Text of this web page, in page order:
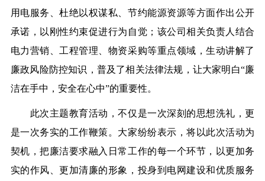
用电服务、杜绝以权谋私、节约能源资源等方面作出公开
承诺，以刚性约束促进行为自觉；该公司相关负责人结合
电力营销、工程管理、物资采购等重点领域，生动讲解了
廉政风险防控知识，普及了相关法律法规，让大家明白“廉
洁在手中，安全在心中”的重要性。
此次主题教育活动，不仅是一次深刻的思想洗礼，更
是一次务实的工作鞭策。大家纷纷表示，将以此次活动为
契机，把廉洁要求融入日常工作的每一个环节，以更加务
实的作风、更加清廉的形象，投身到电网建设和优质服务